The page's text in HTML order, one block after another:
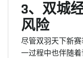
3、双城
风险
尽管双羽天下新
一过程中也伴随